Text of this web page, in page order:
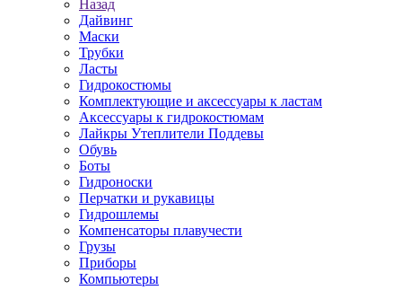
Назад
Дайвинг
Маски
Трубки
Ласты
Гидрокостюмы
Комплектующие и аксессуары к ластам
Аксессуары к гидрокостюмам
Лайкры Утеплители Поддевы
Обувь
Боты
Гидроноски
Перчатки и рукавицы
Гидрошлемы
Компенсаторы плавучести
Грузы
Приборы
Компьютеры